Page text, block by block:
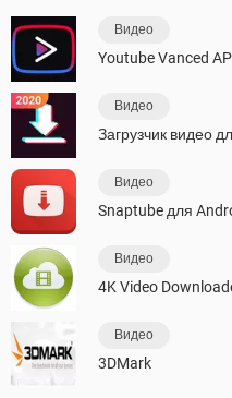
Видео
Youtube Vanced
Видео
Загрузчик видео
Видео
Snaptube для
Видео
4K Video
Видео
3DMark